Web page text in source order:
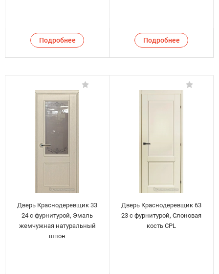
Подробнее Подробнее
Дверь Краснодеревщик 33
24 с фурнитурой, Эмаль
жемчужная натуральный
шпон
Дверь Краснодеревщик 63
23 с фурнитурой, Слоновая
кость CPL